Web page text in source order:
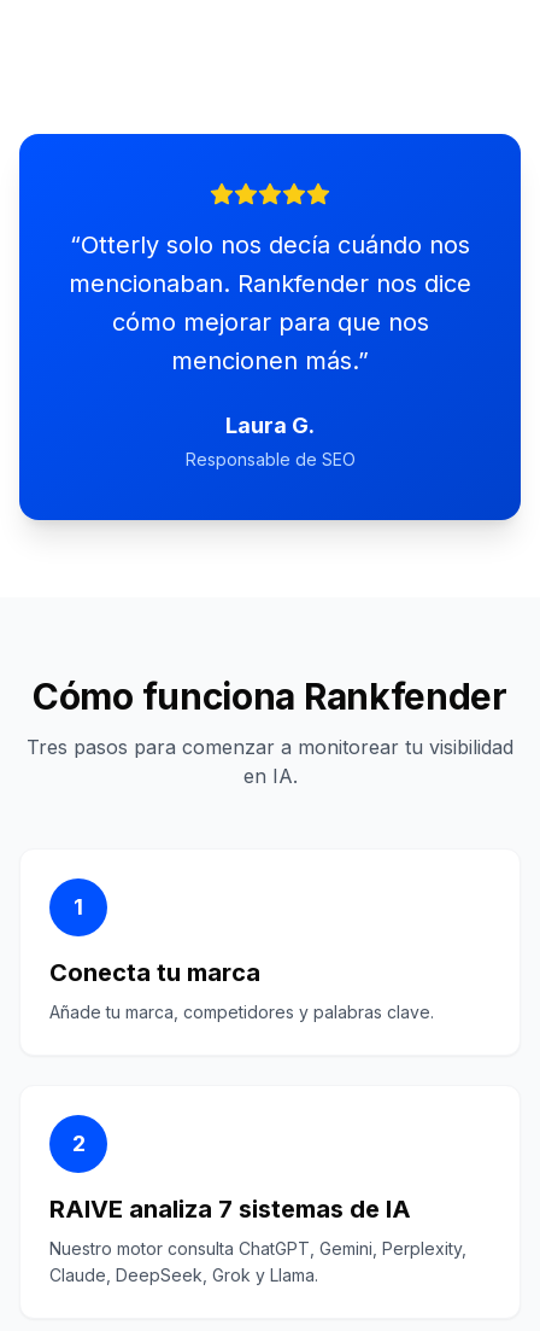
“Otterly solo nos decía cuándo nos
mencionaban. Rankfender nos dice
cómo mejorar para que nos
mencionen más.”
Laura G.
Responsable de SEO
Cómo funciona Rankfender
Tres pasos para comenzar a monitorear tu visibilidad
en IA.
1
Conecta tu marca
Añade tu marca, competidores y palabras clave.
2
RAIVE analiza 7 sistemas de IA
Nuestro motor consulta ChatGPT, Gemini, Perplexity,
Claude, DeepSeek, Grok y Llama.